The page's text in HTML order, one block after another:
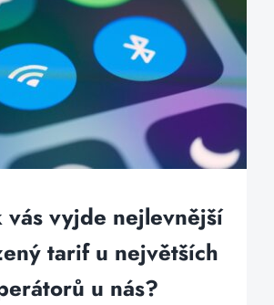
vás vyjde nejlevnější
tarif u největších
u nás?